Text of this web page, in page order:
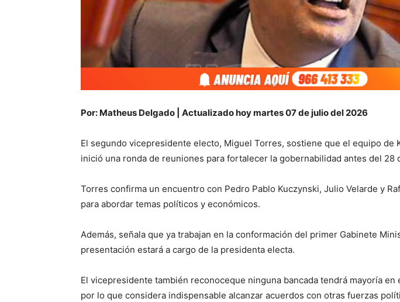
Por: Matheus Delgado | Actualizado hoy martes 07 de julio del 2026
El segundo vicepresidente electo, Miguel Torres, sostiene que el equipo de
inició una ronda de reuniones para fortalecer la gobernabilidad antes del 28
Torres confirma un encuentro con Pedro Pablo Kuczynski, Julio Velarde y
para abordar temas políticos y económicos.
Además, señala que ya trabajan en la conformación del primer Gabinete
presentación estará a cargo de la presidenta electa.
El vicepresidente también reconoceque ninguna bancada tendrá mayoría en
por lo que considera indispensable alcanzar acuerdos con otras fuerzas